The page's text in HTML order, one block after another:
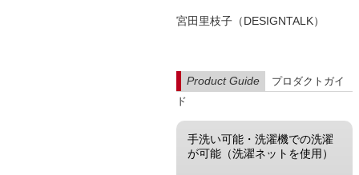
宮田里枝子（DESIGNTALK）
Product Guide
プロダクトガイ
ド
手洗い可能・洗濯機での洗濯
が可能（洗濯ネットを使用）